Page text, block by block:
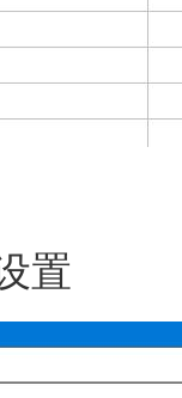
置